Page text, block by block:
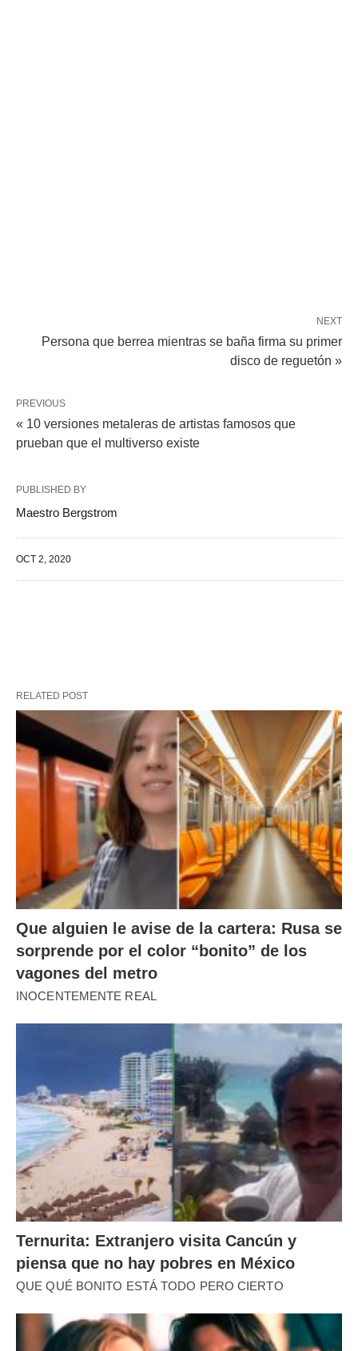
NEXT
Persona que berrea mientras se baña firma su primer
disco de reguetón »
PREVIOUS
« 10 versiones metaleras de artistas famosos que
prueban que el multiverso existe
PUBLISHED BY
Maestro Bergstrom
OCT 2, 2020
RELATED POST
Que alguien le avise de la cartera: Rusa se
sorprende por el color “bonito” de los
vagones del metro
INOCENTEMENTE REAL
Ternurita: Extranjero visita Cancún y
piensa que no hay pobres en México
QUE QUÉ BONITO ESTÁ TODO PERO CIERTO